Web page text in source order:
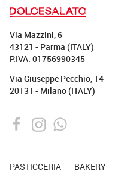
Via Mazzini, 6
43121 - Parma (ITALY)
P.IVA: 01756990345
Via Giuseppe Pecchio, 14
20131 - Milano (ITALY)
PASTICCERIA BAKERY